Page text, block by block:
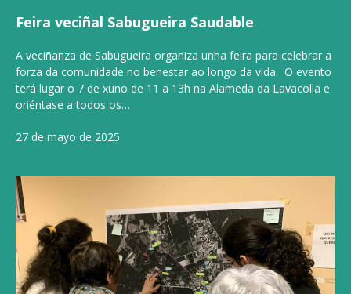
Feira veciñal Sabugueira Saudable
A veciñanza de Sabugueira organiza unha feira para celebrar a
forza da comunidade no benestar ao longo da vida. O evento
terá lugar o 7 de xuño de 11 a 13h na Alameda da Lavacolla e
oriéntase a todos os…
27 de mayo de 2025